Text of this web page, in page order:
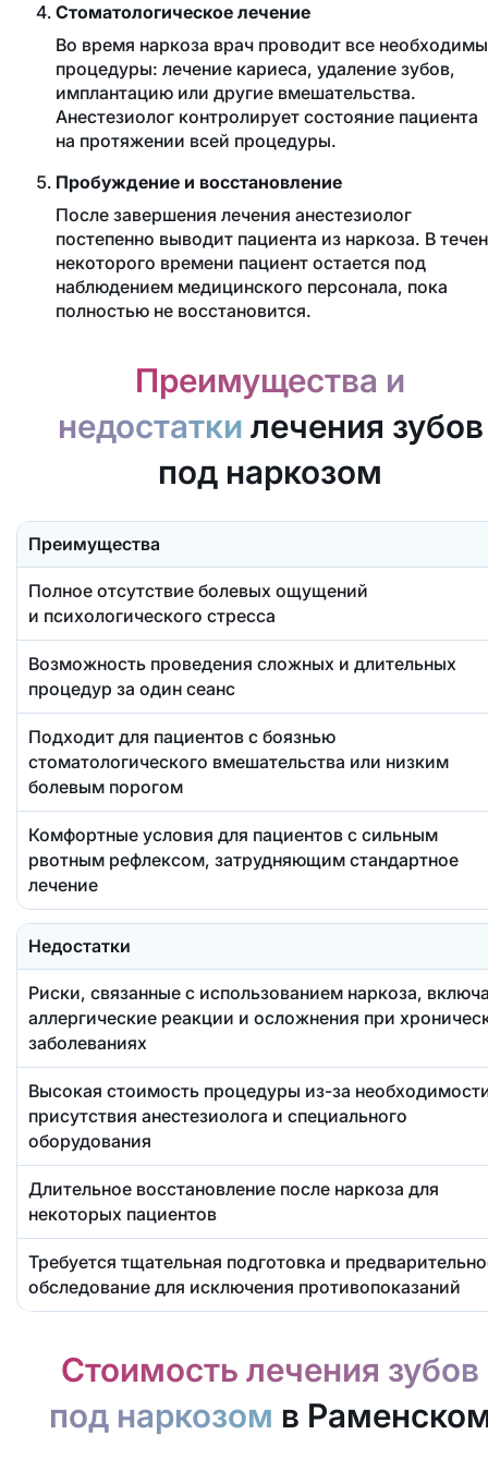
Стоматологическое лечение
Во время наркоза врач проводит все
процедуры: лечение кариеса, удаление зубов,
имплантацию или другие вмешательства.
Анестезиолог контролирует состояние пациента
на протяжении всей процедуры.
Пробуждение и восстановление
После завершения лечения анестезиолог
постепенно выводит пациента из наркоза. В
некоторого времени пациент остается под
наблюдением медицинского персонала, пока
полностью не восстановится.
Преимущества и
недостатки лечения зубов
под наркозом
Преимущества
Полное отсутствие болевых ощущений
и психологического стресса
Возможность проведения сложных и длительных
процедур за один сеанс
Подходит для пациентов с боязнью
стоматологического вмешательства или низким
болевым порогом
Комфортные условия для пациентов с сильным
рвотным рефлексом, затрудняющим стандартное
лечение
Недостатки
Риски, связанные с использованием наркоза,
аллергические реакции и осложнения при
заболеваниях
Высокая стоимость процедуры из-за
присутствия анестезиолога и специального
оборудования
Длительное восстановление после наркоза для
некоторых пациентов
Требуется тщательная подготовка и
обследование для исключения противопоказаний
Стоимость лечения зубов
под наркозом в